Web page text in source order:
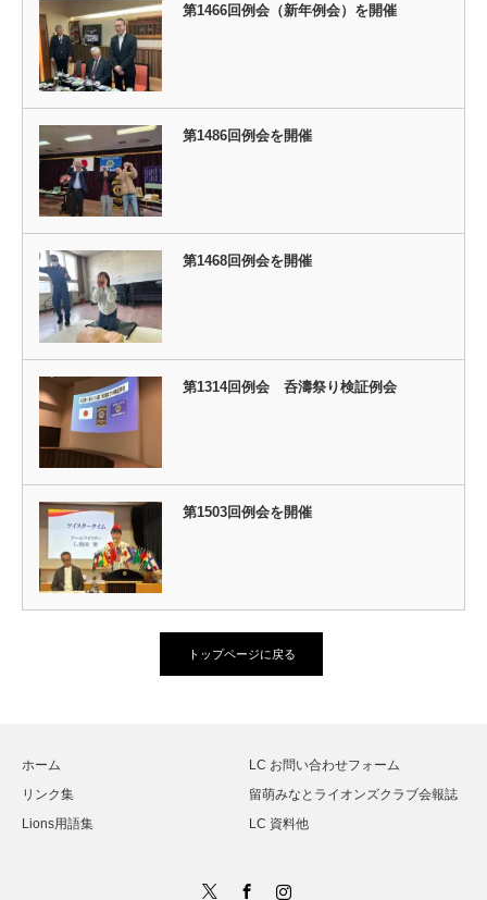
第1466回例会（新年例会）を開催
第1486回例会を開催
第1468回例会を開催
第1314回例会 呑濤祭り検証例会
第1503回例会を開催
トップページに戻る
ホーム
LC お問い合わせフォーム
リンク集
留萌みなとライオンズクラブ会報誌
Lions用語集
LC 資料他
Instagram